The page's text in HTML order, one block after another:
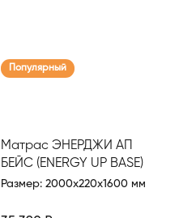
Популярный
Матрас ЭНЕРДЖИ АП
БЕЙС (ENERGY UP BASE)
1600*2000 Н (Син.)
Размер: 2000x220x1600 мм